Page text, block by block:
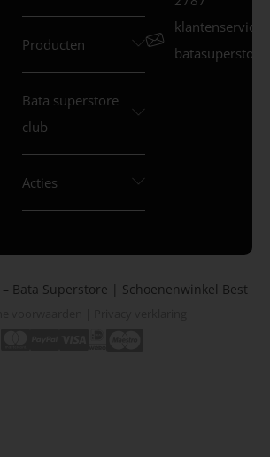
Producten
Bata superstore
club
Acties
Bata Superstore | Schoenenwinkel Best